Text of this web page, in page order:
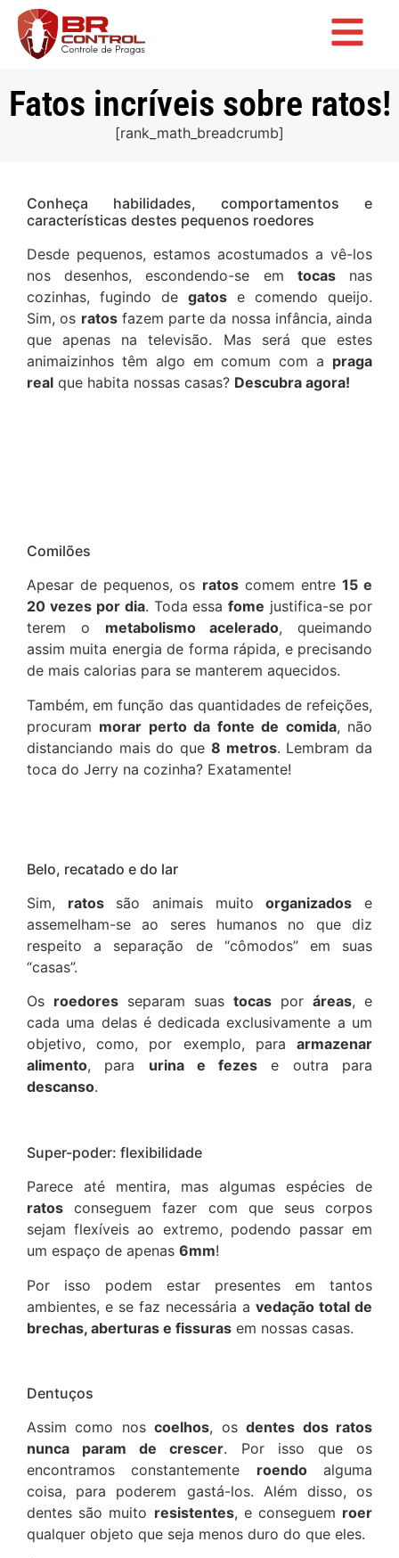
Fatos incríveis sobre ratos!
[rank_math_breadcrumb]
Conheça habilidades, comportamentos e
características destes pequenos roedores
Desde pequenos, estamos acostumados a vê-los
nos desenhos, escondendo-se em tocasnas
cozinhas, fugindo de gatos e comendo queijo.
Sim, os ratosfazem parte da nossa infância, ainda
que apenas na televisão. Mas será que estes
animaizinhos têm algo em comum com a praga
real que habita nossas casas? Descubra agora!
Comilões
Apesar de pequenos, os ratoscomem entre 15 e
20 vezes por dia. Toda essafome justifica-se por
terem o metabolismo acelerado, queimando
assim muita energia de forma rápida, e precisando
de mais calorias para se manterem aquecidos.
Também, em função das quantidades de refeições,
procuram morar perto da fonte de comida, não
distanciando mais do que 8 metros. Lembram da
toca do Jerry na cozinha? Exatamente!
Belo, recatado e do lar
Sim, ratossão animais muitoorganizados e
assemelham-se ao seres humanos no que diz
respeito a separação de “cômodos” em suas
“casas”.
Os roedores separam suas tocas por áreas, e
cada uma delas é dedicada exclusivamente a um
objetivo, como, por exemplo, para armazenar
alimento, para urina e fezes e outra para
descanso.
Super-poder: flexibilidade
Parece até mentira, mas algumas espécies de
ratos conseguem fazer com que seus corpos
sejam flexíveis ao extremo, podendo passar em
um espaço de apenas 6mm!
Por isso podem estar presentes em tantos
ambientes, e se faz necessária a vedação total de
brechas, aberturas e fissuras em nossas casas.
Dentuços
Assim como noscoelhos, osdentes dos ratos
nunca param de crescer. Por isso que os
encontramos constantemente roendoalguma
coisa, para poderem gastá-los. Além disso, os
dentes são muito resistentes, e conseguem roer
qualquer objeto que seja menos duro do que eles.